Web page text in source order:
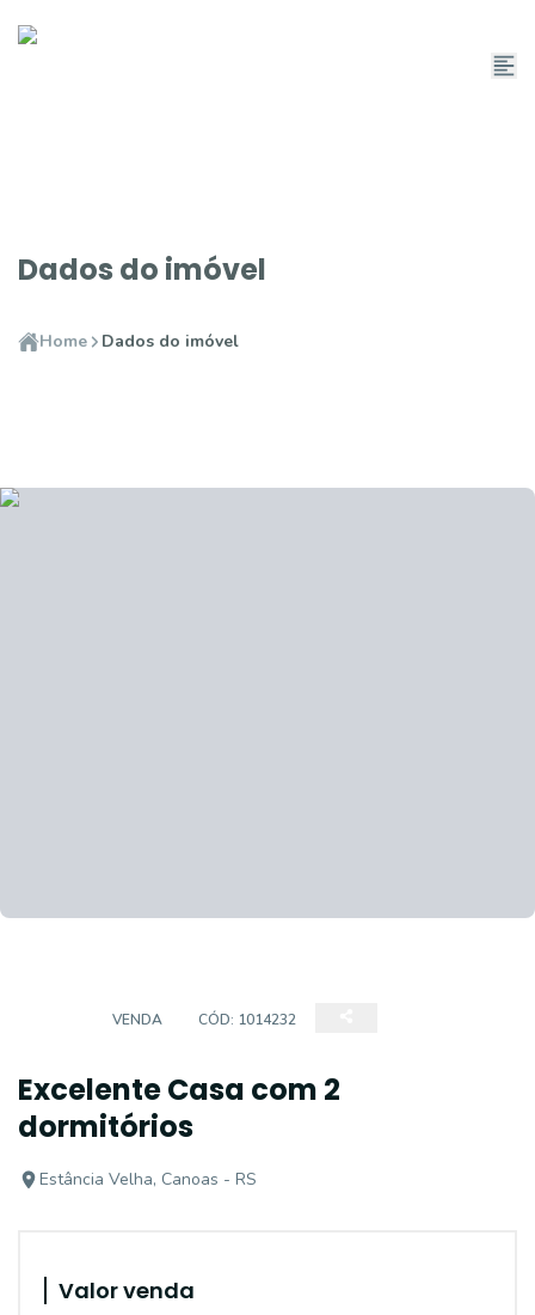
Dados do imóvel
Home Dados do imóvel
VENDA CÓD: 1014232
Excelente Casa com 2
dormitórios
Estância Velha, Canoas - RS
Valor venda